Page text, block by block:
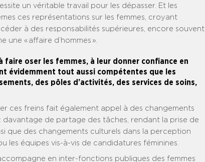
un véritable travail pour les dépasser. Et les
ces représentations sur les femmes, croyant
à des responsabilités supérieures, encore souvent
« affaire d’hommes ».
faire oser les femmes, à leur donner confiance en
évidemment tout aussi compétentes que les
des pôles d’activités, des services de soins,
ces freins fait également appel à des changements
davantage de partage des tâches, rendant la prise de
que des changements culturels dans la perception
les équipes vis-à-vis de candidatures féminines.
en inter-fonctions publiques des femmes